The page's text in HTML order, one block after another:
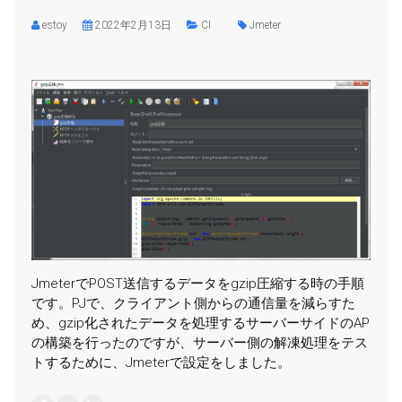
estoy 2022年2月13日 CI Jmeter
JmeterでPOST送信するデータをgzip圧縮する時の手順
です。PJで、クライアント側からの通信量を減らすた
め、gzip化されたデータを処理するサーバーサイドのAP
の構築を行ったのですが、サーバー側の解凍処理をテス
トするために、Jmeterで設定をしました。